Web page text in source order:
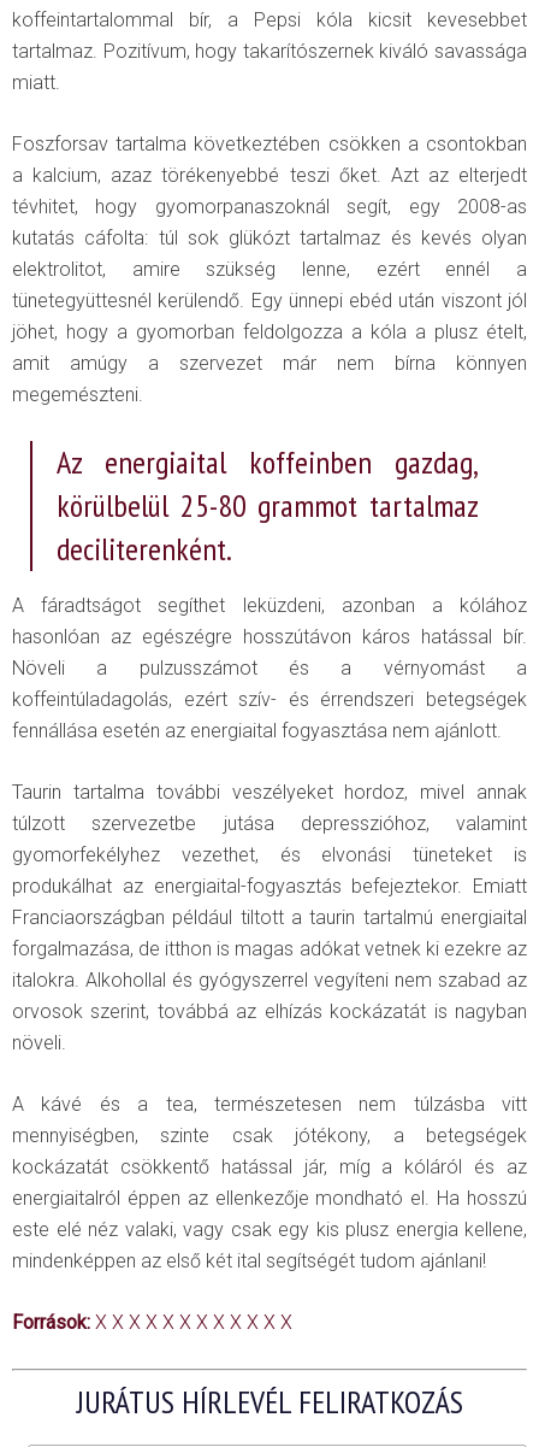
koffeintartalommal bír, a Pepsi kóla kicsit kevesebbet
tartalmaz. Pozitívum, hogy takarítószernek kiváló savassága
miatt.
Foszforsav tartalma következtében csökken a csontokban
a kalcium, azaz törékenyebbé teszi őket. Azt az elterjedt
tévhitet, hogy gyomorpanaszoknál segít, egy 2008-as
kutatás cáfolta: túl sok glükózt tartalmaz és kevés olyan
elektrolitot, amire szükség lenne, ezért ennél a
tünetegyüttesnél kerülendő. Egy ünnepi ebéd után viszont jól
jöhet, hogy a gyomorban feldolgozza a kóla a plusz ételt,
amit amúgy a szervezet már nem bírna könnyen
megemészteni.
Az energiaital koffeinben gazdag,
körülbelül 25-80 grammot tartalmaz
deciliterenként.
A fáradtságot segíthet leküzdeni, azonban a kólához
hasonlóan az egészégre hosszútávon káros hatással bír.
Növeli a pulzusszámot és a vérnyomást a
koffeintúladagolás, ezért szív- és érrendszeri betegségek
fennállása esetén az energiaital fogyasztása nem ajánlott.
Taurin tartalma további veszélyeket hordoz, mivel annak
túlzott szervezetbe jutása depresszióhoz, valamint
gyomorfekélyhez vezethet, és elvonási tüneteket is
produkálhat az energiaital-fogyasztás befejeztekor. Emiatt
Franciaországban például tiltott a taurin tartalmú energiaital
forgalmazása, de itthon is magas adókat vetnek ki ezekre az
italokra. Alkohollal és gyógyszerrel vegyíteni nem szabad az
orvosok szerint, továbbá az elhízás kockázatát is nagyban
növeli.
A kávé és a tea, természetesen nem túlzásba vitt
mennyiségben, szinte csak jótékony, a betegségek
kockázatát csökkentő hatással jár, míg a kóláról és az
energiaitalról éppen az ellenkezője mondható el. Ha hosszú
este elé néz valaki, vagy csak egy kis plusz energia kellene,
mindenképpen az első két ital segítségét tudom ajánlani!
Források: X X X X X X X X X X X X
JURÁTUS HÍRLEVÉL FELIRATKOZÁS